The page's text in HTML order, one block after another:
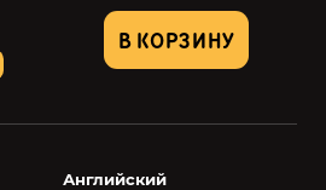
В КОРЗИНУ
Английский